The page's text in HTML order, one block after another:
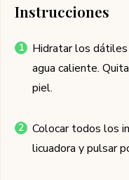
Instrucciones
Hidratar los
agua caliente.
piel.
Colocar todos los
licuadora y pulsar